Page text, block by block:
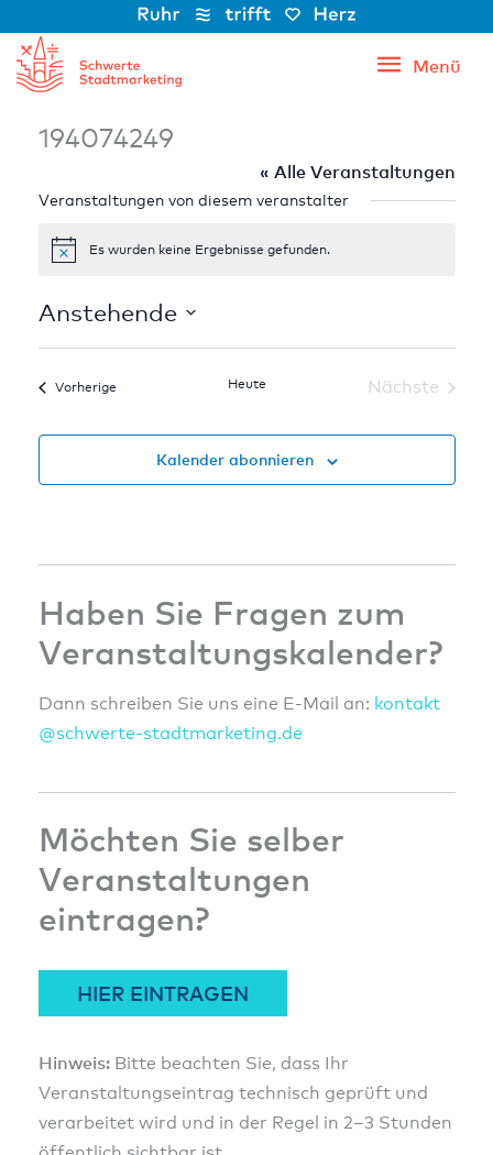
Inhalt
springen
Menü
Menü
194074249
« Alle Veranstaltungen
Veranstaltungen von diesem veranstalter
HinweisEs wurden keine Ergebnisse gefunden.
Anstehende
Datum
VorherigeVeranstaltungen Heute
Nächste
Kalender abonnieren
Haben Sie Fragen zum
Veranstaltungskalender?
Dann schreiben Sie uns eine E-Mail an: kontakt
@schwerte-stadtmarketing.de
Möchten Sie selber
Veranstaltungen
eintragen?
HIER EINTRAGEN
Hinweis:Bitte beachten Sie, dass Ihr
Veranstaltungseintrag technisch geprüft und
verarbeitet wird und in der Regel in 2–3 Stunden